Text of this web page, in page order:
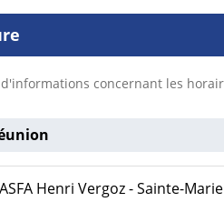
concernant les
Henri Vergoz - Sainte-